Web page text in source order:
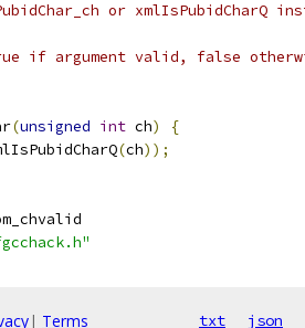
or xmlIsPubidCharQ
if argument valid, false
(unsigned int ch)
{
(ch));
| Terms txt json